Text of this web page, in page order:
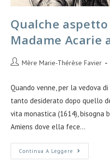
Qualche
Madame Acarie
Mère Marie-Thérèse Favier
Quando venne, per la vedova
tanto desiderato dopo quello
vita monastica (1614), bisogna
Amiens dove ella fece…
Continua A Leggere